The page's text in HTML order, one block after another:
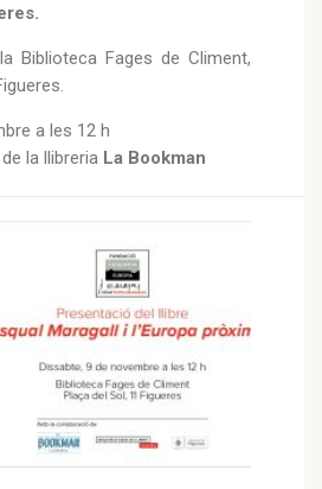
Biblioteca Fages de Climent,
a les 12 h
la llibreria La Bookman